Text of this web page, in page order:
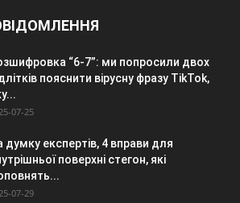
“6-7”: ми попросили двох
пояснити вірусну фразу TikTok,
07-25
думку експертів, 4 вправи для
поверхні стегон, які
07-29